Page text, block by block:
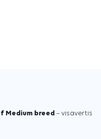
Medium breed – visavertis